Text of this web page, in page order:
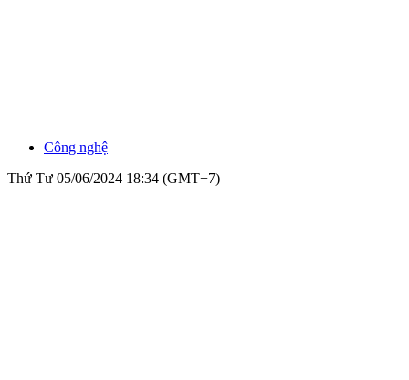
Công nghệ
Thứ Tư 05/06/2024 18:34 (GMT+7)